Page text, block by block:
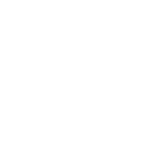
iOS-enhed.
hensyn til
besked,
til dig (hvis